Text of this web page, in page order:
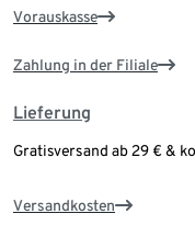
Vorauskasse
Zahlung in der Filiale
Lieferung
Gratisversand ab 29 € &
Versandkosten